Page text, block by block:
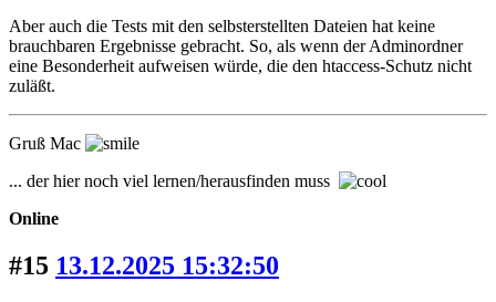
Aber auch die Tests mit den selbsterstellten Dateien hat keine
brauchbaren Ergebnisse gebracht. So, als wenn der Adminordner
eine Besonderheit aufweisen würde, die den htaccess-Schutz nicht
zuläßt.
Gruß Mac
... der hier noch viel lernen/herausfinden muss
Online
#15 13.12.2025 15:32:50